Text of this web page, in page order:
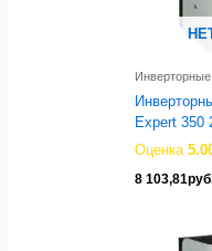
Expert 350
Оценка
8 103,81